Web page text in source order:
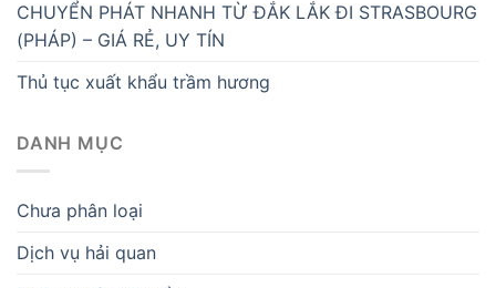
CHUYỂN PHÁT NHANH TỪ ĐẮK LẮK ĐI STRASBOURG
(PHÁP) – GIÁ RẺ, UY TÍN
Thủ tục xuất khẩu trầm hương
DANH MỤC
Chưa phân loại
Dịch vụ hải quan